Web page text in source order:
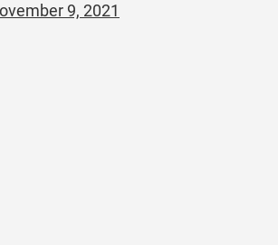
9, 2021